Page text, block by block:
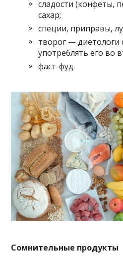
сладости (конфеты,
сахар;
специи, приправы,
творог — диетологи
употреблять его во
фаст-фуд.
Сомнительные продукты